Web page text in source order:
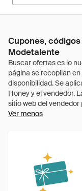
Cupones,
Modetalente
Ver menos